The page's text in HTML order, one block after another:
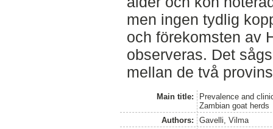
men ingen tydlig
och förekomsten av
observeras. Det
mellan de två
Main title:
Prevalence and
Zambian goat herds
Authors:
Gavelli, Vilma